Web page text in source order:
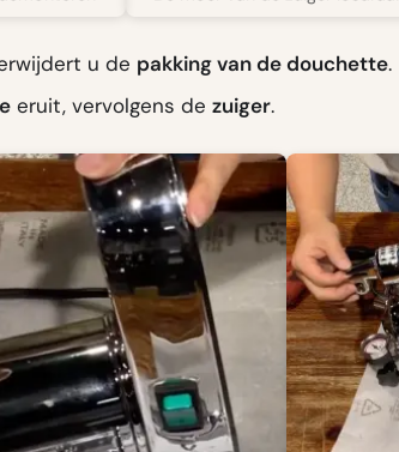
u de pakking van de douchette.
eruit, vervolgens de zuiger.